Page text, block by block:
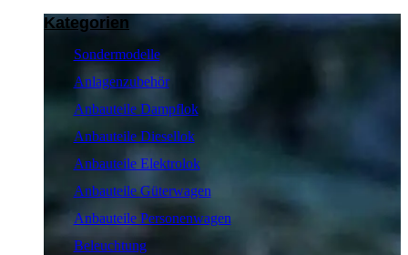
Kategorien
Sondermodelle
Anlagenzubehör
Anbauteile Dampflok
Anbauteile Diesellok
Anbauteile Elektrolok
Anbauteile Güterwagen
Anbauteile Personenwagen
Beleuchtung